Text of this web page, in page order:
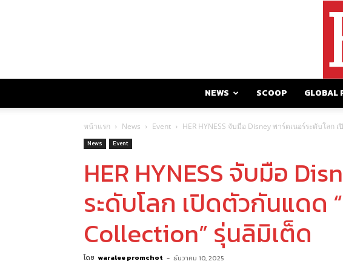
NEWS SCOOP GLOBAL
หน้าแรก News Event HER HYNESS จับมือ Disney พาร์ตเนอร์ระดับโลก
News Event
HER HYNESS จับมือ
ระดับโลก เปิดตัวกันแดด
Collection” รุ่นลิมิเต็ด
โดย waralee promchot - ธันวาคม 10, 2025